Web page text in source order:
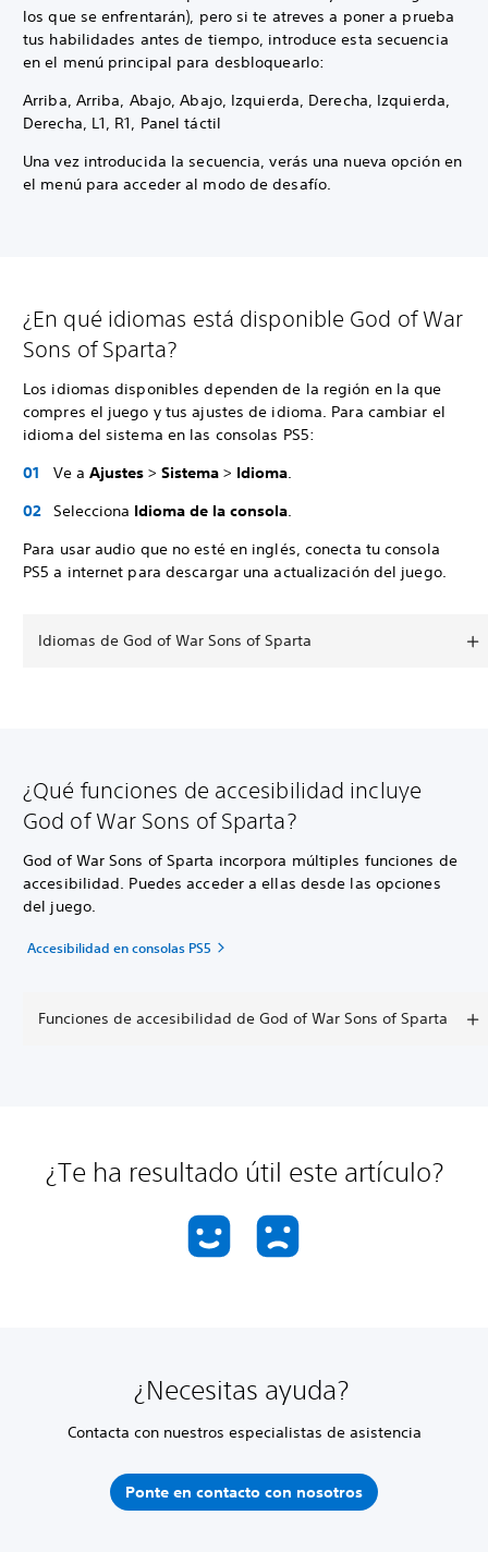
los que se enfrentarán), pero si te atreves a poner a prueba
tus habilidades antes de tiempo, introduce esta secuencia
en el menú principal para desbloquearlo:
Arriba, Arriba, Abajo, Abajo, Izquierda, Derecha, Izquierda,
Derecha, L1, R1, Panel táctil
Una vez introducida la secuencia, verás una nueva opción en
el menú para acceder al modo de desafío.
¿En qué idiomas está disponible God of War
Sons of Sparta?
Los idiomas disponibles dependen de la región en la que
compres el juego y tus ajustes de idioma. Para cambiar el
idioma del sistema en las consolas PS5:
Ve a Ajustes > Sistema > Idioma.
Selecciona Idioma de la consola.
Para usar audio que no esté en inglés, conecta tu consola
PS5 a internet para descargar una actualización del juego.
Idiomas de God of War Sons of Sparta
¿Qué funciones de accesibilidad incluye
God of War Sons of Sparta?
God of War Sons of Sparta incorpora múltiples funciones de
accesibilidad. Puedes acceder a ellas desde las opciones
del juego.
Accesibilidad en consolas PS5
Funciones de accesibilidad de God of War Sons of Sparta
¿Te ha resultado útil este artículo?
¿Necesitas ayuda?
Contacta con nuestros especialistas de asistencia
Ponte en contacto con nosotros